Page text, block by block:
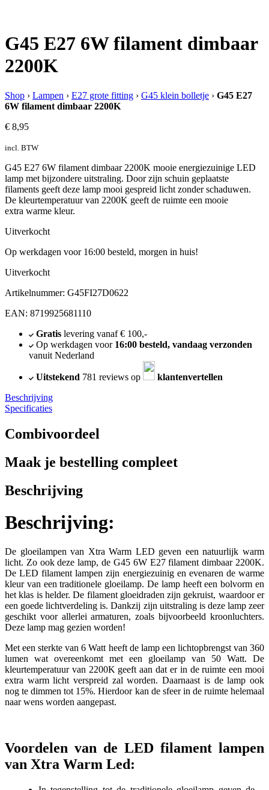
G45 E27 6W filament dimbaar
2200K
Shop › Lampen › E27 grote fitting › G45 klein bolletje › G45 E27
6W filament dimbaar 2200K
€ 8,95
incl. BTW
G45 E27 6W filament dimbaar 2200K mooie energiezuinige LED
lamp met bijzondere uitstraling. Door zijn schuin geplaatste
filaments geeft deze lamp mooi gespreid licht zonder schaduwen.
De kleurtemperatuur van 2200K geeft de ruimte een mooie
extra warme kleur.
Uitverkocht
Op werkdagen voor 16:00 besteld, morgen in huis!
Uitverkocht
Artikelnummer: G45FI27D0622
EAN: 8719925681110
Gratislevering vanaf € 100,-
Op werkdagen voor 16:00 besteld, vandaag verzonden
vanuit Nederland
Uitstekend 781 reviews op
klantenvertellen
Beschrijving
Specificaties
Combivoordeel
Maak je bestelling compleet
Beschrijving
Beschrijving:
De gloeilampen van Xtra Warm LED geven een natuurlijk warm
licht. Zo ook deze lamp, de G45 6W E27 filament dimbaar 2200K.
De LED filament lampen zijn energiezuinig en evenaren de warme
kleur van een traditionele gloeilamp. De lamp heeft een bolvorm en
het klas is helder. De filament gloeidraden zijn gekruist, waardoor er
een goede lichtverdeling is. Dankzij zijn uitstraling is deze lamp zeer
geschikt voor allerlei armaturen, zoals bijvoorbeeld kroonluchters.
Deze lamp mag gezien worden!
Met een sterkte van 6 Watt heeft de lamp een lichtopbrengst van 360
lumen wat overeenkomt met een gloeilamp van 50 Watt. De
kleurtemperatuur van 2200K geeft aan dat er in de ruimte een mooi
extra warm licht verspreid zal worden. Daarnaast is de lamp ook
nog te dimmen tot 15%. Hierdoor kan de sfeer in de ruimte helemaal
naar wens worden aangepast.
Voordelen van de LED filament lampen
van Xtra Warm Led: